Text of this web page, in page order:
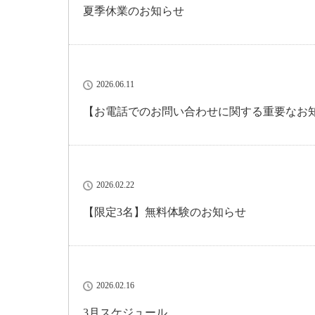
夏季休業のお知らせ
2026.06.11
【お電話でのお問い合わせに関する重要なお
2026.02.22
【限定3名】無料体験のお知らせ
2026.02.16
3月スケジュール